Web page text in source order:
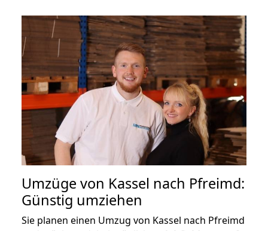
Umzüge von Kassel nach Pfreimd:
Günstig umziehen
Sie planen einen Umzug von Kassel nach Pfreimd